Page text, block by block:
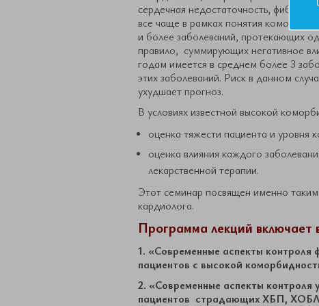
сердечная недостаточность,
все чаще в рамках понятия
и более заболеваний, протекающих
правило, суммирующих негативное
годам имеется в среднем более 3
этих заболеваний. Риск в данном
ухудшает прогноз.
В условиях известной высокой
оценка тяжести пациента и уровня
оценка влияния каждого
лекарственной терапии.
Этот семинар посвящен именно
кардиолога.
Программа лекций включает
1. «Современные аспекты контроля
пациентов с высокой
2. «Современные аспекты
пациентов страдающих ХБП,